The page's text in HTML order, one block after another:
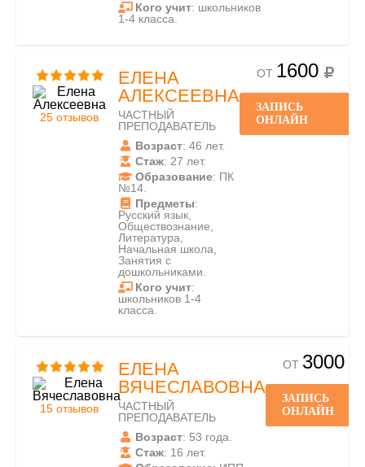
Кого учит: школьников
1-4 класса.
25 отзывов
ЕЛЕНА
АЛЕКСЕЕВНА
ЧАСТНЫЙ
ПРЕПОДАВАТЕЛЬ
Возраст: 46 лет.
Стаж: 27 лет.
Образование: ПК
№14.
Предметы:
Русский язык,
Обществознание,
Литература,
Начальная школа,
Занятия с
дошкольниками.
Кого учит:
школьников 1-4
класса.
ОТ 1600
ЗАПИСЬ
ОНЛАЙН
15 отзывов
ЕЛЕНА
ВЯЧЕСЛАВОВНА
ЧАСТНЫЙ
ПРЕПОДАВАТЕЛЬ
Возраст: 53 года.
Стаж: 16 лет.
ОТ 3000
ЗАПИСЬ
ОНЛАЙН